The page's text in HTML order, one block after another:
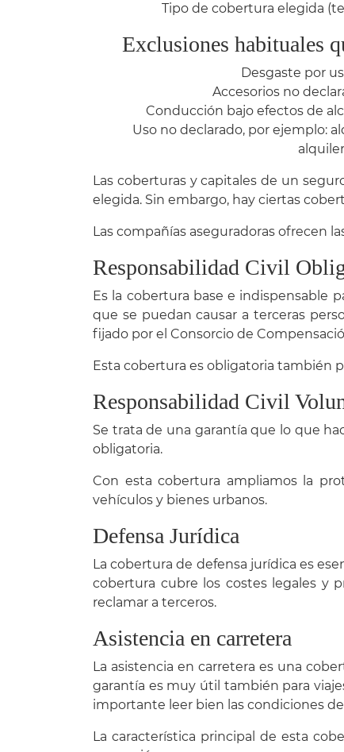
Tipo de cobertura elegida
Exclusiones habituales
Desgaste por
Accesorios no
Conducción bajo efectos de
Uso no declarado, por ejemplo:
Las coberturas y capitales de un
elegida. Sin embargo, hay ciertas
Las compañías aseguradoras ofrecen
Responsabilidad Civil
Es la cobertura base e indispensable
que se puedan causar a terceras
fijado por el Consorcio de
Esta cobertura es obligatoria también
Responsabilidad Civil
Se trata de una garantía que lo que
obligatoria.
Con esta cobertura ampliamos la
vehículos y bienes urbanos.
Defensa Jurídica
La cobertura de defensa jurídica es
cobertura cubre los costes legales y
reclamar a terceros.
Asistencia en carretera
La asistencia en carretera es una
garantía es muy útil también para
importante leer bien las condiciones
La característica principal de esta